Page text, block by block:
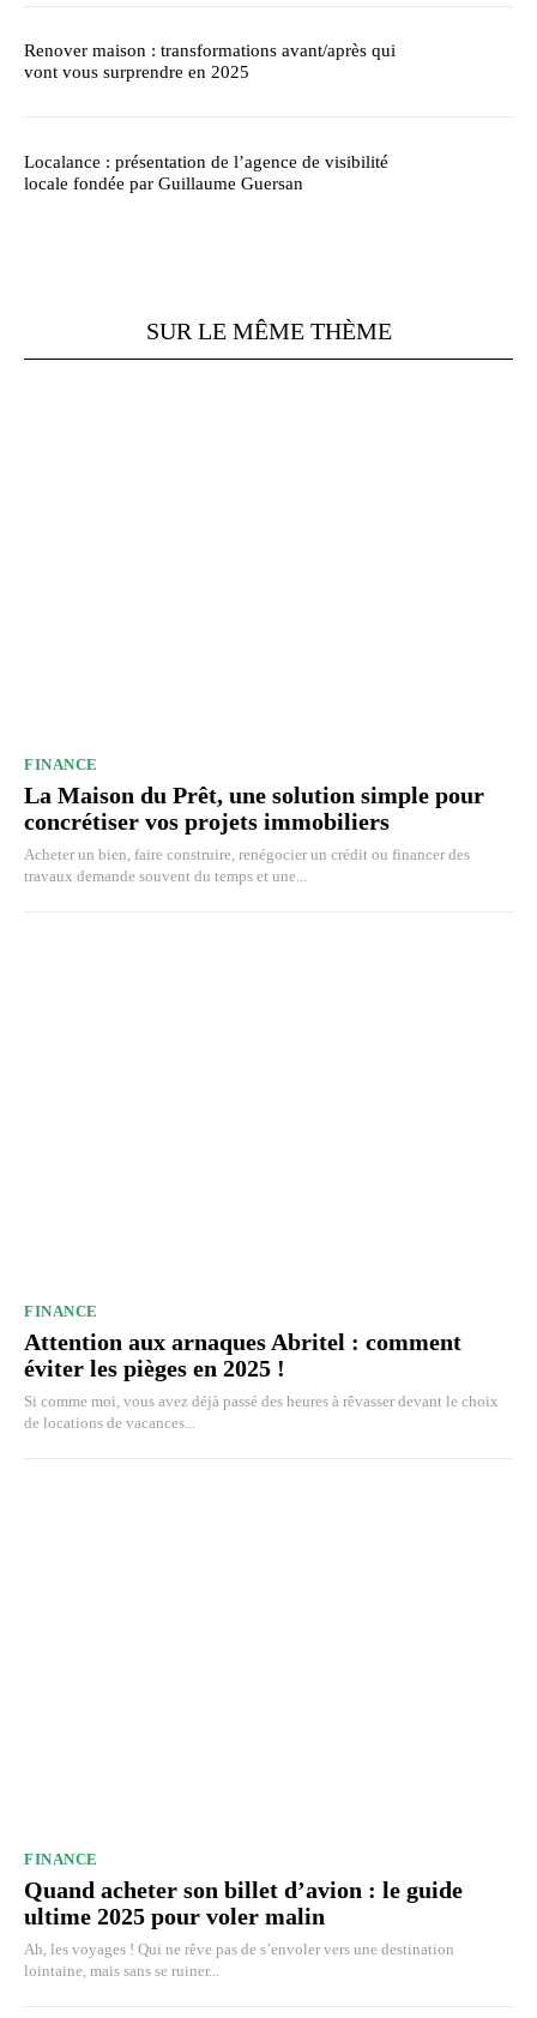
Renover maison : transformations avant/après qui
vont vous surprendre en 2025
Localance : présentation de l’agence de visibilité
locale fondée par Guillaume Guersan
SUR LE MÊME THÈME
FINANCE
La Maison du Prêt, une solution simple pour
concrétiser vos projets immobiliers
Acheter un bien, faire construire, renégocier un crédit ou financer des
travaux demande souvent du temps et une...
FINANCE
Attention aux arnaques Abritel : comment
éviter les pièges en 2025 !
Si comme moi, vous avez déjà passé des heures à rêvasser devant le choix
de locations de vacances...
FINANCE
Quand acheter son billet d’avion : le guide
ultime 2025 pour voler malin
Ah, les voyages ! Qui ne rêve pas de s’envoler vers une destination
lointaine, mais sans se ruiner...